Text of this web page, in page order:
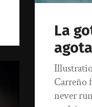
La
agota
Carreño
never